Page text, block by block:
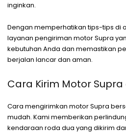
inginkan.
Dengan memperhatikan tips-tips di
layanan pengiriman motor Supra
kebutuhan Anda dan memastikan
berjalan lancar dan aman.
Cara Kirim Motor Supra
Cara mengirimkan motor Supra
mudah. Kami memberikan
kendaraan roda dua yang dikirim